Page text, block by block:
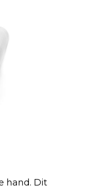
hand. Dit